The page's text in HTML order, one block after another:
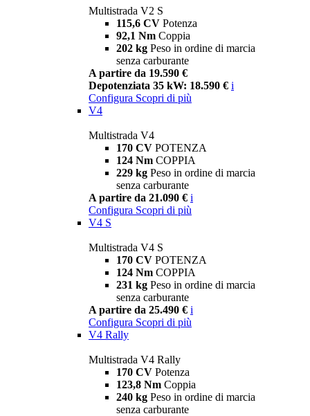
Multistrada V2 S
115,6 CV Potenza
92,1 Nm Coppia
202 kg Peso in ordine di marcia
senza carburante
A partire da 19.590 €
Depotenziata 35 kW: 18.590 € i
Configura Scopri di più
V4
Multistrada V4
170 CV POTENZA
124 Nm COPPIA
229 kg Peso in ordine di marcia
senza carburante
A partire da 21.090 € i
Configura Scopri di più
V4 S
Multistrada V4 S
170 CV POTENZA
124 Nm COPPIA
231 kg Peso in ordine di marcia
senza carburante
A partire da 25.490 € i
Configura Scopri di più
V4 Rally
Multistrada V4 Rally
170 CV Potenza
123,8 Nm Coppia
240 kg Peso in ordine di marcia
senza carburante